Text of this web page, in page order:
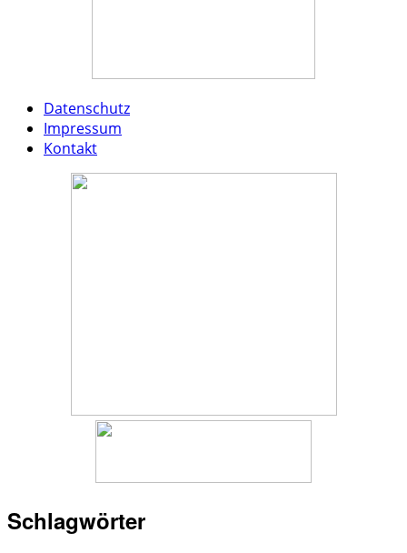
Datenschutz
Impressum
Kontakt
Schlagwörter